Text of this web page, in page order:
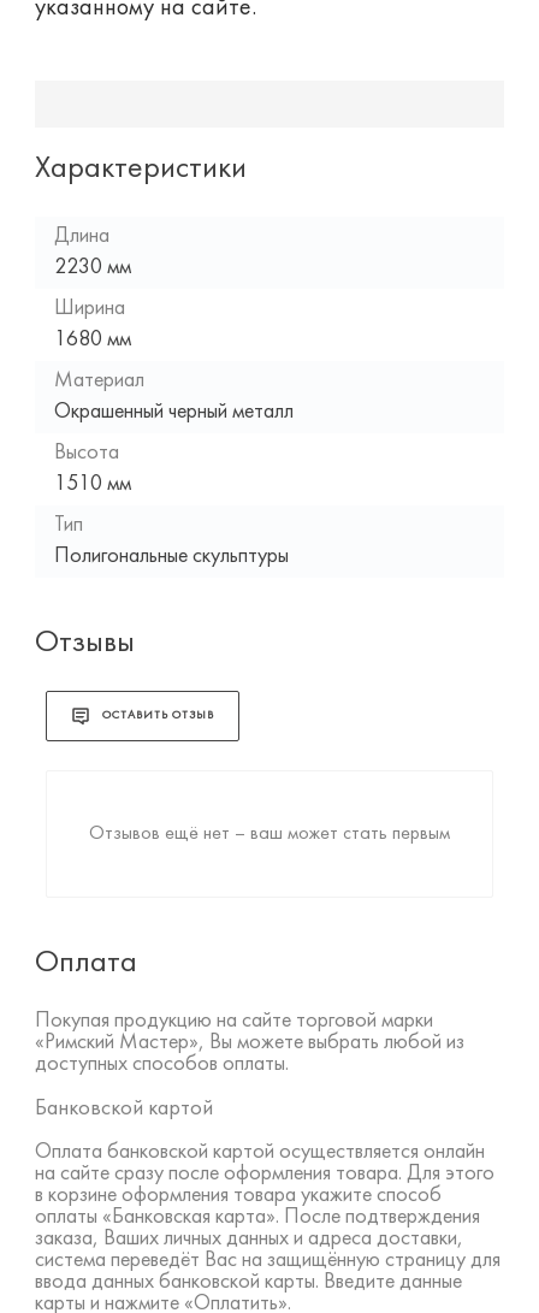
указанному на сайте.
Характеристики
Длина
2230 мм
Ширина
1680 мм
Материал
Окрашенный черный металл
Высота
1510 мм
Тип
Полигональные скульптуры
Отзывы
ОСТАВИТЬ ОТЗЫВ
Отзывов ещё нет – ваш может стать первым
Оплата
Покупая продукцию на сайте торговой марки
«Римский Мастер», Вы можете выбрать любой из
доступных способов оплаты.
Банковской картой
Оплата банковской картой осуществляется онлайн
на сайте сразу после оформления товара. Для этого
в корзине оформления товара укажите способ
оплаты «Банковская карта». После подтверждения
заказа, Ваших личных данных и адреса доставки,
система переведёт Вас на защищённую страницу для
ввода данных банковской карты. Введите данные
карты и нажмите «Оплатить».